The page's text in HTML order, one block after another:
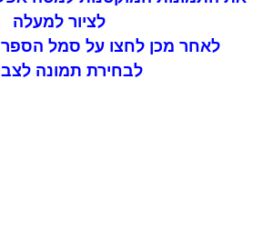
לציור למעלה
לאחר מכן לחצו על סמל
לבחירת תמונה